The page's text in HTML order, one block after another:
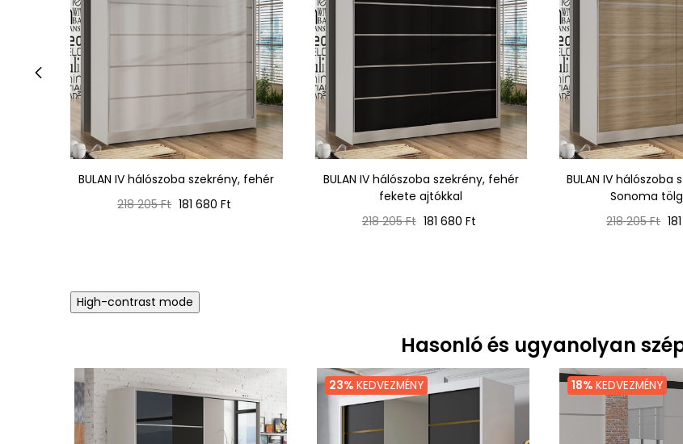
BULAN IV hálószoba szekrény, fehér
Normál
218 205 Ft Ár
181 680 Ft
BULAN IV hálószoba szekrény, fehér
fekete ajtókkal
Normál
218 205 Ft Ár
181 680 Ft
BULAN IV hálószoba
Sonoma
Normál
218 205 Ft Ár
High-contrast mode
Hasonló és ugyanolyan
23% KEDVEZMÉNY 18% KEDVEZMÉNY